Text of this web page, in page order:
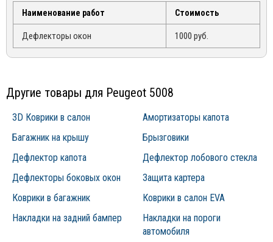
Наименование работ Стоимость
Дефлекторы окон 1000 руб.
Другие товары для Peugeot 5008
3D Коврики в салон
Амортизаторы капота
Багажник на крышу
Брызговики
Дефлектор капота
Дефлектор лобового стекла
Дефлекторы боковых окон
Защита картера
Коврики в багажник
Коврики в салон EVA
Накладки на задний бампер
Накладки на пороги
автомобиля